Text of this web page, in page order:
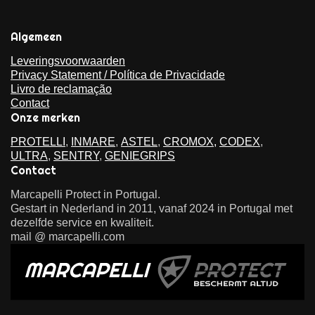
Algemeen
Leveringsvoorwaarden
Privacy Statement / Política de Privacidade
Livro de reclamação
Contact
Onze merken
PROTELLI , INMARE, ASTEL, CROMOX, CODEX,
ULTRA, SENTRY, GENIEGRIPS
Contact
Marcapelli Protect in Portugal.
Gestart in Nederland in 2011, vanaf 2024 in Portugal met
dezelfde service en kwaliteit.
mail @ marcapelli.com